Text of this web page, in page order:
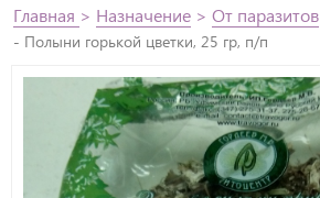
Главная > Назначение > От паразитов
- Полыни горькой цветки, 25 гр, п/п